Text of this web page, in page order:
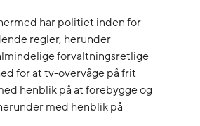
har politiet inden for
regler, herunder
forvaltningsretlige
for at tv-overvåge på frit
henblik på at forebygge og
med henblik på